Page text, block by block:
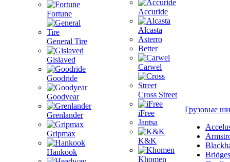
Fortune
General Tire
Gislaved
Goodride
Goodyear
Grenlander
Gripmax
Hankook
Accuride
Alcasta
Asterro
Better
Carwel
Cross Street
iFree
Jantsa
K&K
Khomen
Грузовые